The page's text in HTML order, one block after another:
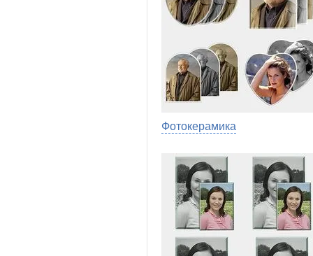
Фотокерамика